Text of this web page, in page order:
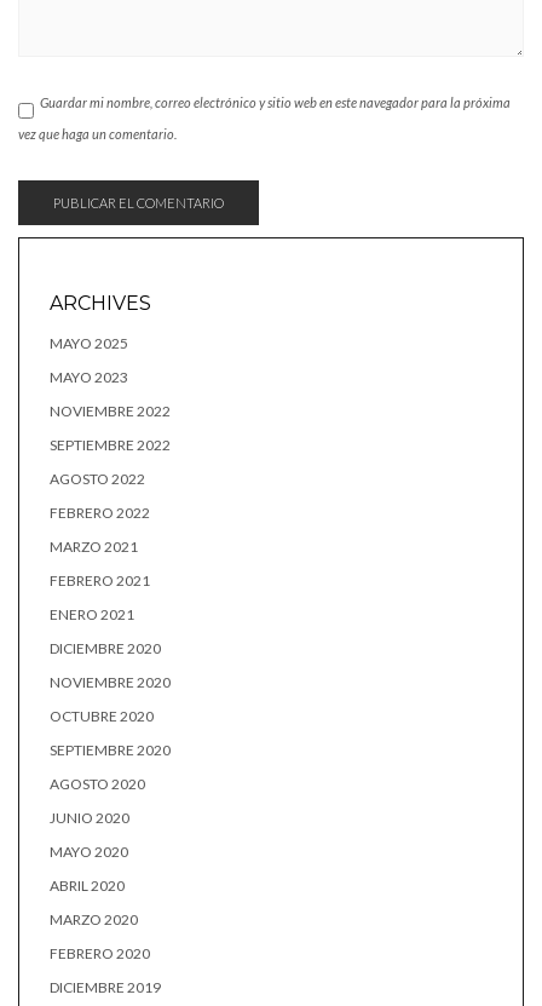
Guardar mi nombre, correo electrónico y sitio web en este navegador para la próxima
vez que haga un comentario.
ARCHIVES
MAYO 2025
MAYO 2023
NOVIEMBRE 2022
SEPTIEMBRE 2022
AGOSTO 2022
FEBRERO 2022
MARZO 2021
FEBRERO 2021
ENERO 2021
DICIEMBRE 2020
NOVIEMBRE 2020
OCTUBRE 2020
SEPTIEMBRE 2020
AGOSTO 2020
JUNIO 2020
MAYO 2020
ABRIL 2020
MARZO 2020
FEBRERO 2020
DICIEMBRE 2019